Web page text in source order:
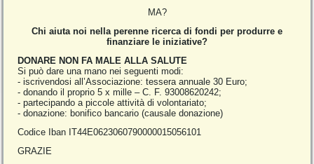
MA?
Chi aiuta noi nella perenne ricerca di fondi per produrre e
finanziare le iniziative?
DONARE NON FA MALE ALLA SALUTE
Si può dare una mano nei seguenti modi:
‐ iscrivendosi all’Associazione: tessera annuale 30 Euro;
‐ donando il proprio 5 x mille – C. F. 93008620242;
‐ partecipando a piccole attività di volontariato;
‐ donazione: bonifico bancario (causale donazione)
Codice Iban IT44E0623060790000015056101
GRAZIE